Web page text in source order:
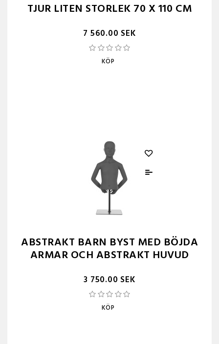
TJUR LITEN STORLEK 70 X 110 CM
7 560.00 SEK
KÖP
ABSTRAKT BARN BYST MED BÖJDA
ARMAR OCH ABSTRAKT HUVUD
3 750.00 SEK
KÖP